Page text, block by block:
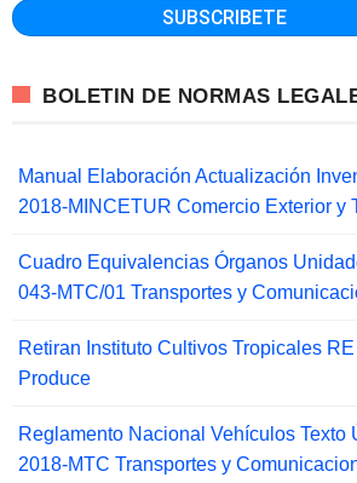
BOLETIN DE NORMAS
Manual Elaboración Actualización
2018-MINCETUR Comercio Exterior y
Cuadro Equivalencias Órganos
043-MTC/01 Transportes y
Retiran Instituto Cultivos Tropicales
Produce
Reglamento Nacional Vehículos Texto
2018-MTC Transportes y